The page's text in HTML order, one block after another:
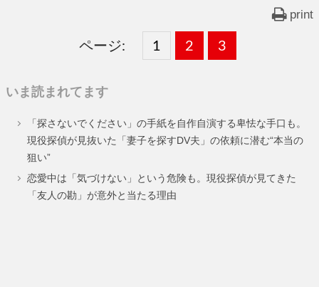
print
ページ:
固
ー
1 ,
固
ー
2 ,
固
ー
3
いま読まれてます
「探さないでください」の手紙を自作自演する卑怯な手口も。
現役探偵が見抜いた「妻子を探すDV夫」の依頼に潜む“本当の
狙い”
恋愛中は「気づけない」という危険も。現役探偵が見てきた
「友人の勘」が意外と当たる理由